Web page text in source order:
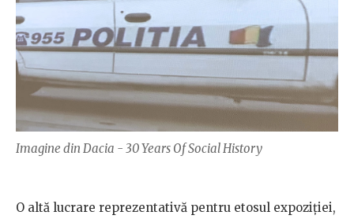
Imagine din Dacia - 30 Years Of Social History
O altă lucrare reprezentativă pentru etosul expoziției,